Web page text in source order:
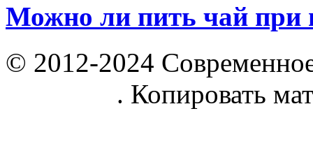
Можно ли пить чай при
© 2012-2024
. Копировать